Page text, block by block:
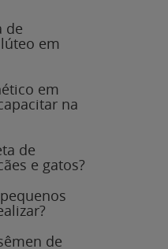
em
em
na
de
e gatos?
de